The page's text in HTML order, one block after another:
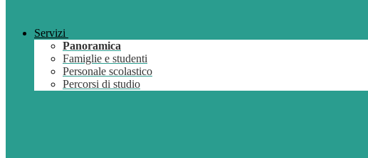
Servizi
Panoramica
Famiglie e studenti
Personale scolastico
Percorsi di studio